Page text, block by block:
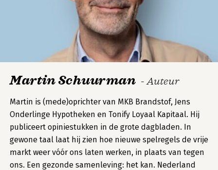
Martin Schuurman - Auteur
Martin is (mede)oprichter van MKB Brandstof, Jens
Onderlinge Hypotheken en Tonify Loyaal Kapitaal. Hij
publiceert opiniestukken in de grote dagbladen. In
gewone taal laat hij zien hoe nieuwe spelregels de vrije
markt weer vóór ons laten werken, in plaats van tegen
ons. Een gezonde samenleving: het kan. Nederland